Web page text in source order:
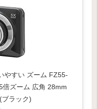
やすい ズーム FZ55-
倍ズーム 広角 28mm
ラック)